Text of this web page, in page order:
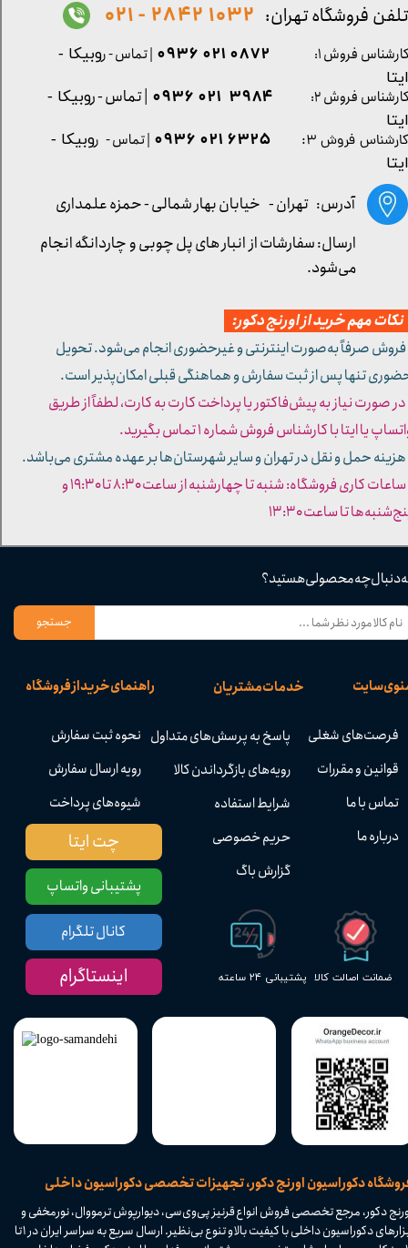
دکوراسیون اورنج دکور، تجهیزات تخصصی دکوراسیون داخلی
پشتیبانی ۲۴ ساعته ضمانت اصالت کالا
راهنمای خرید از فروشگاه
نحوه ثبت سفارش
رویه ارسال سفارش
شیوه‌های پرداخت
خدمات مشتریان
پاسخ به پرسش‌های متداول
رویه‌های بازگرداندن کالا
شرایط استفاده
حریم خصوصی
گزارش باگ
سایت
فرصت‌های شغلی
قوانین و مقررات
تماس با ما
درباره ما
دنبال چه محصولی هستید؟
جستجو
دکور، مرجع تخصصی فروش انواع قرنیز پی‌وی‌سی، دیوارپوش ترمووال، نورمخفی و
ابزارهای دکوراسیون داخلی با کیفیت بالا و تنوع بی‌نظیر. ارسال سریع به سراسر ایران در ۱ تا
پشتیبانی واتساپ
چت ایتا
کانال تلگرام
اینستاگرام
کارشناس فروش ۳: ۶۳۲۵ ۰۲۱ ۰۹۳۶ | تماس - روبیکا -
ایتا
آدرس: تهران - خیابان بهار شمالی - حمزه علمداری
تلفن فروشگاه تهران: 1032 2842 - 021
مهم خرید از اورنج دکور:
صرفاً به‌صورت اینترنتی و غیرحضوری انجام می‌شود. تحویل
تنها پس از ثبت سفارش و هماهنگی قبلی امکان‌پذیر است.
صورت نیاز به پیش‌فاکتور یا پرداخت کارت به کارت، لطفاً از طریق
یا ایتا با کارشناس فروش شماره ۱ تماس بگیرید.
حمل و نقل در تهران و سایر شهرستان‌ها بر عهده مشتری می‌باشد.
- ساعات کاری فروشگاه: شنبه تا چهارشنبه از ساعت ۸:۳۰ تا ۱۹:۳۰ و
تا ساعت ۱۳:۳۰​​​​​​​
کارشناس فروش ۱: 0872 021 0936 | تماس - روبیکا -
ایتا
کارشناس فروش ۲:
۳۹۸۴ ۰۲۱ ۰۹۳۶ | تماس - روبیکا -
ایتا
ارسال: سفارشات از انبار های پل چوبی و چاردانگه انجام
می‌شود.